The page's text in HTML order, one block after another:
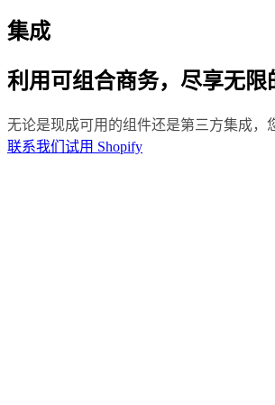
集成
利用可组合商务，尽享无限
无论是现成可用的组件还是第三方集成，
联系我们 试用 Shopify